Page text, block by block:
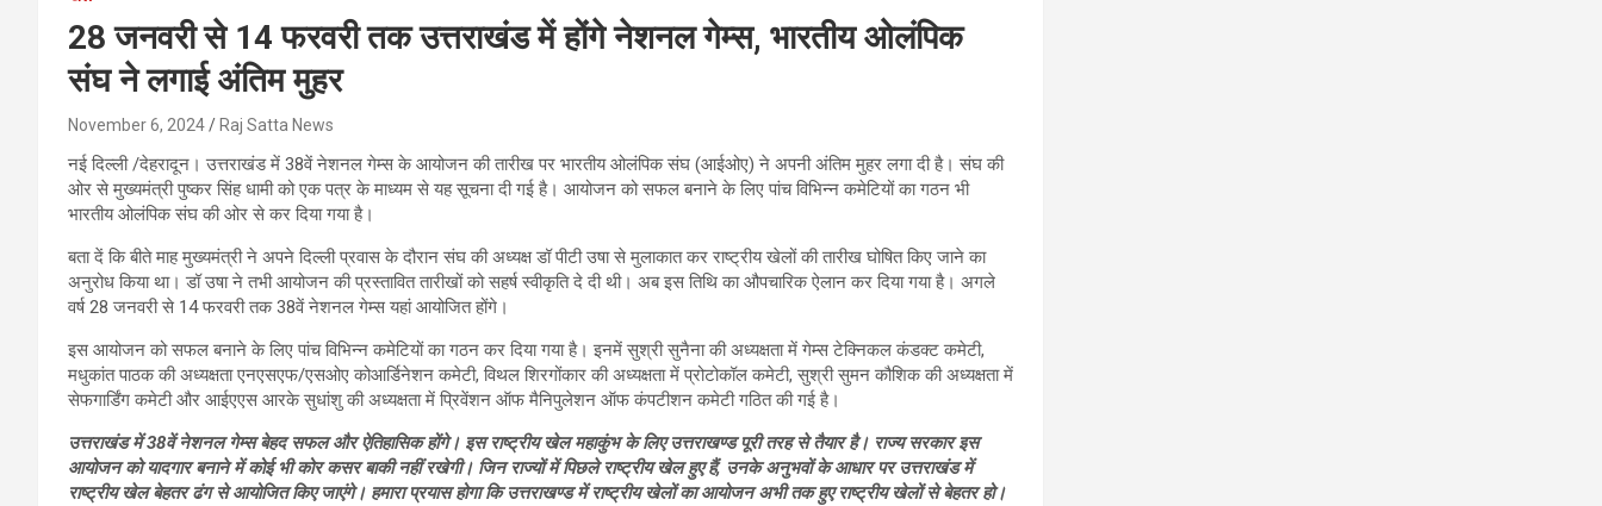
28 जनवरी से 14 फरवरी तक उत्तराखंड में होंगे नेशनल गेम्स, भारतीय ओलंपिक
संघ ने लगाई अंतिम मुहर
November 6, 2024 Raj Satta News
नई दिल्ली /देहरादून। उत्तराखंड में 38वें नेशनल गेम्स के आयोजन की तारीख पर भारतीय ओलंपिक संघ (आईओए) ने अपनी अंतिम मुहर लगा दी है। संघ की
ओर से मुख्यमंत्री पुष्कर सिंह धामी को एक पत्र के माध्यम से यह सूचना दी गई है। आयोजन को सफल बनाने के लिए पांच विभिन्न कमेटियों का गठन भी
भारतीय ओलंपिक संघ की ओर से कर दिया गया है।
बता दें कि बीते माह मुख्यमंत्री ने अपने दिल्ली प्रवास के दौरान संघ की अध्यक्ष डॉ पीटी उषा से मुलाकात कर राष्ट्रीय खेलों की तारीख घोषित किए जाने का
अनुरोध किया था। डॉ उषा ने तभी आयोजन की प्रस्तावित तारीखों को सहर्ष स्वीकृति दे दी थी। अब इस तिथि का औपचारिक ऐलान कर दिया गया है। अगले
वर्ष 28 जनवरी से 14 फरवरी तक 38वें नेशनल गेम्स यहां आयोजित होंगे।
इस आयोजन को सफल बनाने के लिए पांच विभिन्न कमेटियों का गठन कर दिया गया है। इनमें सुश्री सुनैना की अध्यक्षता में गेम्स टेक्निकल कंडक्ट कमेटी,
मधुकांत पाठक की अध्यक्षता एनएसएफ/एसओए कोआर्डिनेशन कमेटी, विथल शिरगोंकार की अध्यक्षता में प्रोटोकॉल कमेटी, सुश्री सुमन कौशिक की अध्यक्षता में
सेफगार्डिंग कमेटी और आईएएस आरके सुधांशु की अध्यक्षता में प्रिवेंशन ऑफ मैनिपुलेशन ऑफ कंपटीशन कमेटी गठित की गई है।
उत्तराखंड में 38वें नेशनल गेम्स बेहद सफल और ऐतिहासिक होंगे। इस राष्ट्रीय खेल महाकुंभ के लिए उत्तराखण्ड पूरी तरह से तैयार है। राज्य सरकार इस
आयोजन को यादगार बनाने में कोई भी कोर कसर बाकी नहीं रखेगी। जिन राज्यों में पिछले राष्ट्रीय खेल हुए हैं, उनके अनुभवों के आधार पर उत्तराखंड में
राष्ट्रीय खेल बेहतर ढंग से आयोजित किए जाएंगे। हमारा प्रयास होगा कि उत्तराखण्ड में राष्ट्रीय खेलों का आयोजन अभी तक हुए राष्ट्रीय खेलों से बेहतर हो।